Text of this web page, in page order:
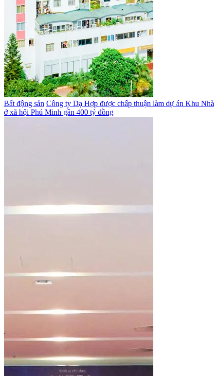
Bất động sản Công ty Dạ Hợp được chấp thuận làm dự án Khu Nhà
ở xã hội Phú Minh gần 400 tỷ đồng